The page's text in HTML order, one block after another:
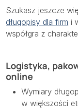
Szukasz jeszcze
długopisy dla firm i
współgra z
Logistyka,
online
Wymiary
w większości